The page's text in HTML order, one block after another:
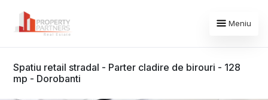
Meniu
Spatiu retail stradal - Parter cladire de birouri - 128
mp - Dorobanti